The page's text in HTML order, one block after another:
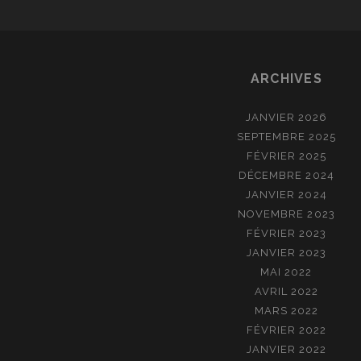
ARCHIVES
JANVIER 2026
SEPTEMBRE 2025
FÉVRIER 2025
DÉCEMBRE 2024
JANVIER 2024
NOVEMBRE 2023
FÉVRIER 2023
JANVIER 2023
MAI 2022
AVRIL 2022
MARS 2022
FÉVRIER 2022
JANVIER 2022